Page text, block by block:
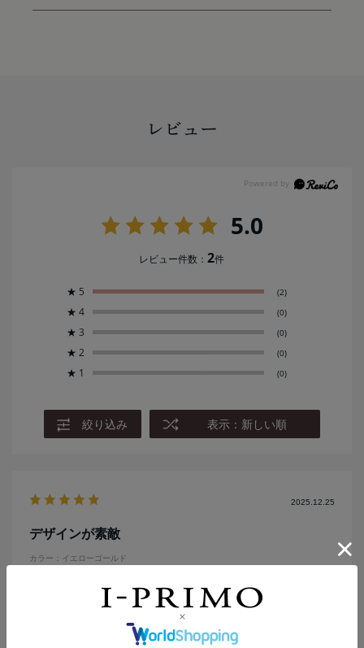
レビュー
5.0
レビュー件数：2件
★ 5 (2)
★ 4 (0)
★ 3 (0)
★ 2 (0)
★ 1 (0)
絞り込み 表示：新しい順
2025.12.25
デザインが素敵
カラー：イエローゴールド
はな
年代: 女性 都道府県:
大阪府
購入商品の価格帯: